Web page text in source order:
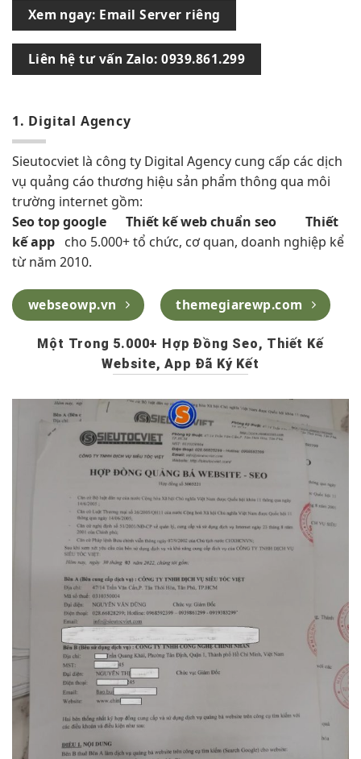
Xem ngay: Email Server riêng
Liên hệ tư vấn Zalo: 0939.861.299
1. Digital Agency
Sieutocviet là công ty Digital Agency cung cấp các dịch
vụ quảng cáo thương hiệu sản phẩm thông qua môi
trường internet gồm:
Seo top google
Thiết kế web chuẩn seo
Thiết
kế app cho 5.000+ tổ chức, cơ quan, doanh nghiệp kể
từ năm 2010.
webseowp.vn themegiarewp.com
Một Trong 5.000+ Hợp Đồng Seo, Thiết Kế
Website, App Đã Ký Kết